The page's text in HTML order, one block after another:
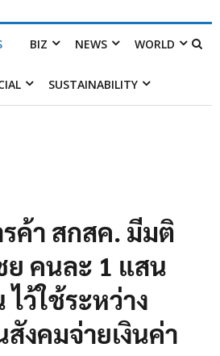
BIZ NEWS WORLD
SUSTAINABILITY
ค้า สกสค. มีมติ
ย คนละ 1 แสน
ว้ใช้ระหว่าง
สังคมจ่ายเงินค่า